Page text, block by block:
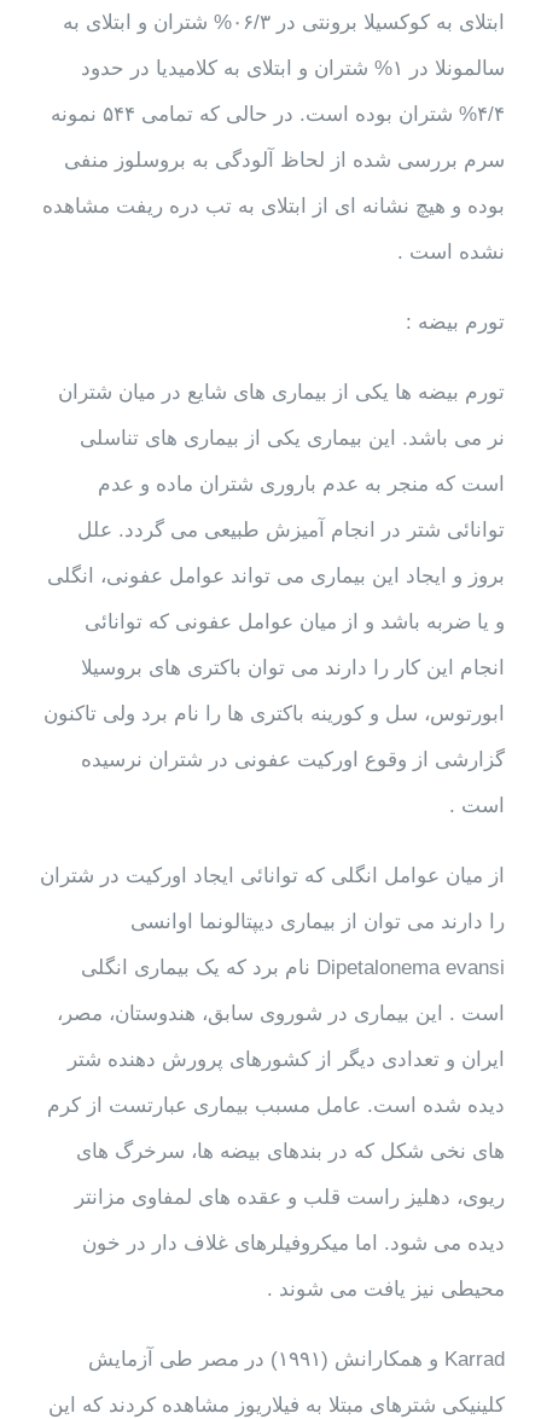
ابتلای به کوکسیلا برونتی در ۰۶/۳% شتران و ابتلای به
سالمونلا در ۱% شتران و ابتلای به کلامیدیا در حدود
۴/۴% شتران بوده است. در حالی که تمامی ۵۴۴ نمونه
سرم بررسی شده از لحاظ آلودگی به بروسلوز منفی
بوده و هیچ نشانه ای از ابتلای به تب دره ریفت مشاهده
نشده است .
تورم بیضه :
تورم بیضه ها یکی از بیماری های شایع در میان شتران
نر می باشد. این بیماری یکی از بیماری های تناسلی
است که منجر به عدم باروری شتران ماده و عدم
توانائی شتر در انجام آمیزش طبیعی می گردد. علل
بروز و ایجاد این بیماری می تواند عوامل عفونی، انگلی
و یا ضربه باشد و از میان عوامل عفونی که توانائی
انجام این کار را دارند می توان باکتری های بروسیلا
ابورتوس، سل و کورینه باکتری ها را نام برد ولی تاکنون
گزارشی از وقوع اورکیت عفونی در شتران نرسیده
است .
از میان عوامل انگلی که توانائی ایجاد اورکیت در شتران
را دارند می توان از بیماری دیپتالونما اوانسی
Dipetalonema evansi نام برد که یک بیماری انگلی
است . این بیماری در شوروی سابق، هندوستان، مصر،
ایران و تعدادی دیگر از کشورهای پرورش دهنده شتر
دیده شده است. عامل مسبب بیماری عبارتست از کرم
های نخی شکل که در بندهای بیضه ها، سرخرگ های
ریوی، دهلیز راست قلب و عقده های لمفاوی مزانتر
دیده می شود. اما میکروفیلرهای غلاف دار در خون
محیطی نیز یافت می شوند .
Karrad و همکارانش (۱۹۹۱) در مصر طی آزمایش
کلینیکی شترهای مبتلا به فیلاریوز مشاهده کردند که این